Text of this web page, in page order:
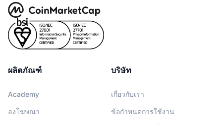
ผลิตภัณฑ์
Academy
ลงโฆษณา
บริษัท
เกี่ยวกับเรา
ข้อกำหนดการใช้งาน